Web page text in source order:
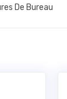
De Bureau